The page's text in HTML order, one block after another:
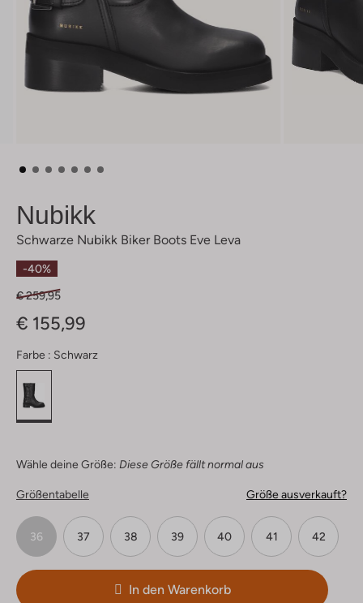
Nubikk
Schwarze Nubikk Biker Boots Eve Leva
-40%
€ 259,95
€ 155,99
Farbe : Schwarz
Wähle deine Größe: Diese Größe fällt normal aus
Größentabelle Größe ausverkauft?
36 37 38 39 40 41 42
In den Warenkorb